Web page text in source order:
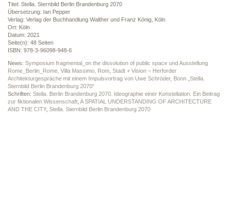
Titel: Stella. Sternbild Berlin Brandenburg 2070
Übersetzung: Ian Pepper
Verlag: Verlag der Buchhandlung Walther und Franz König, Köln
Ort: Köln
Datum: 2021
Seite(n): 48 Seiten
ISBN: 978-3-96098-948-6
News: Symposium fragmental_on the dissolution of public space und Ausstellung
Rome_Berlin_Rome, Villa Massimo, Rom Stadt + Vision – Herforder
Architekturgespräche mit einem Impulsvortrag von Uwe Schröder, Bonn „Stella.
Sternbild Berlin Brandenburg 2070“
Schriften: Stella. Berlin Brandenburg 2070. Ideographie einer Konstellation. Ein Beitrag
zur fiktionalen Wissenschaft A SPATIAL UNDERSTANDING OF ARCHITECTURE
AND THE CITY, Stella. Sternbild Berlin Brandenburg 2070